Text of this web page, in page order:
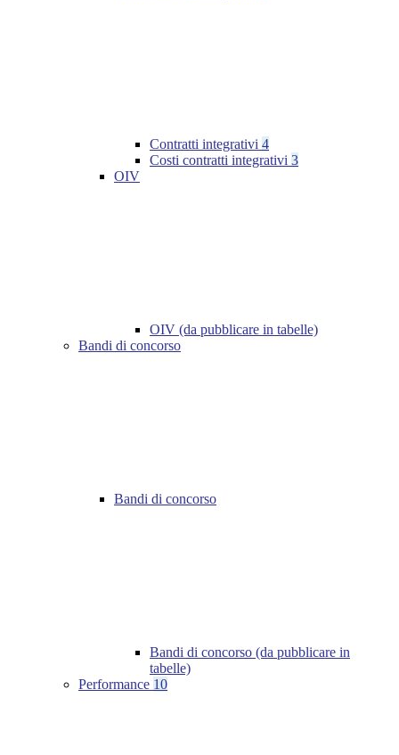
Contratti integrativi 4
Costi contratti integrativi 3
OIV
OIV (da pubblicare in tabelle)
Bandi di concorso
Bandi di concorso
Bandi di concorso (da pubblicare in
tabelle)
Performance 10